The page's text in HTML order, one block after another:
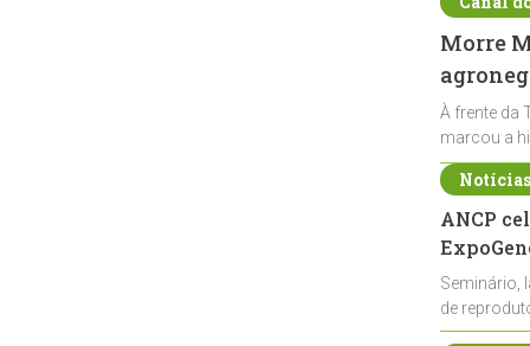
Morre
À frente da
marcou a
ANCP
Seminário,
de
durante a